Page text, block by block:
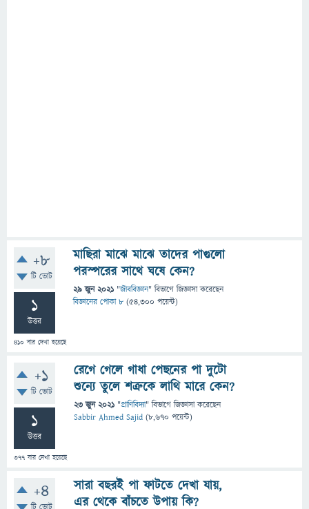
+8
টি ভোট
1
উত্তর
410 বার দেখা হয়েছে
মাছিরা মাঝে মাঝে তাদের পাগুলাে
পরস্পরের সাথে ঘষে কেন?
29 জুন 2021 "জীববিজ্ঞান" বিভাগে জিজ্ঞাসাকরেছেন
বিজ্ঞানের পোকা ৮ (54,300 পয়েন্ট)
+1
টি ভোট
1
উত্তর
377 বার দেখা হয়েছে
রেগে গেলে গাধা পেছনের পা দুটো
শুন্যে তুলে শত্রুকে লাথি মারে কেন?
23 জুন 2021 "প্রাণিবিদ্যা" বিভাগে জিজ্ঞাসাকরেছেন
Sabbir Ahmed Sajid (8,670 পয়েন্ট)
+4
সারা বছরই পা ফাটতে দেখা যায়,
এর থেকে বাঁচতে উপায় কি?